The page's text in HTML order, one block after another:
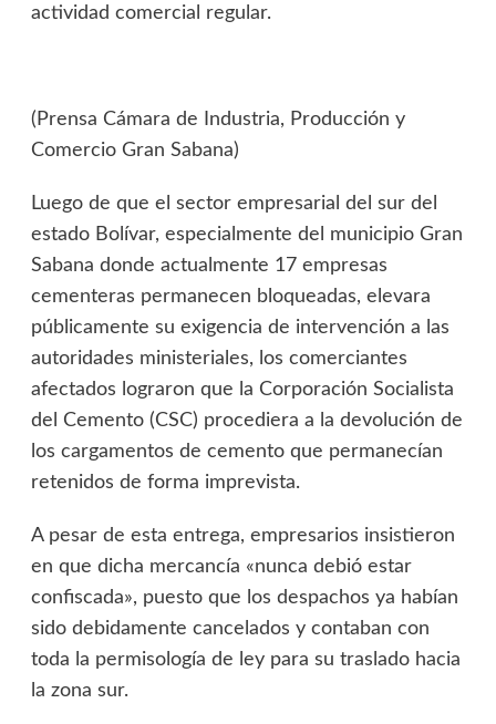
actividad comercial regular.
(Prensa Cámara de Industria, Producción y
Comercio Gran Sabana)
Luego de que el sector empresarial del sur del
estado Bolívar, especialmente del municipio Gran
Sabana donde actualmente 17 empresas
cementeras permanecen bloqueadas, elevara
públicamente su exigencia de intervención a las
autoridades ministeriales, los comerciantes
afectados lograron que la Corporación Socialista
del Cemento (CSC) procediera a la devolución de
los cargamentos de cemento que permanecían
retenidos de forma imprevista.
A pesar de esta entrega, empresarios insistieron
en que dicha mercancía «nunca debió estar
confiscada», puesto que los despachos ya habían
sido debidamente cancelados y contaban con
toda la permisología de ley para su traslado hacia
la zona sur.